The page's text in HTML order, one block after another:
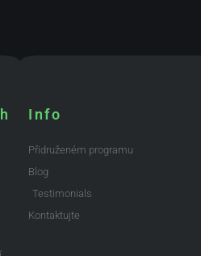
Info
Přidruženém programu
Blog
Testimonials
Kontaktujte